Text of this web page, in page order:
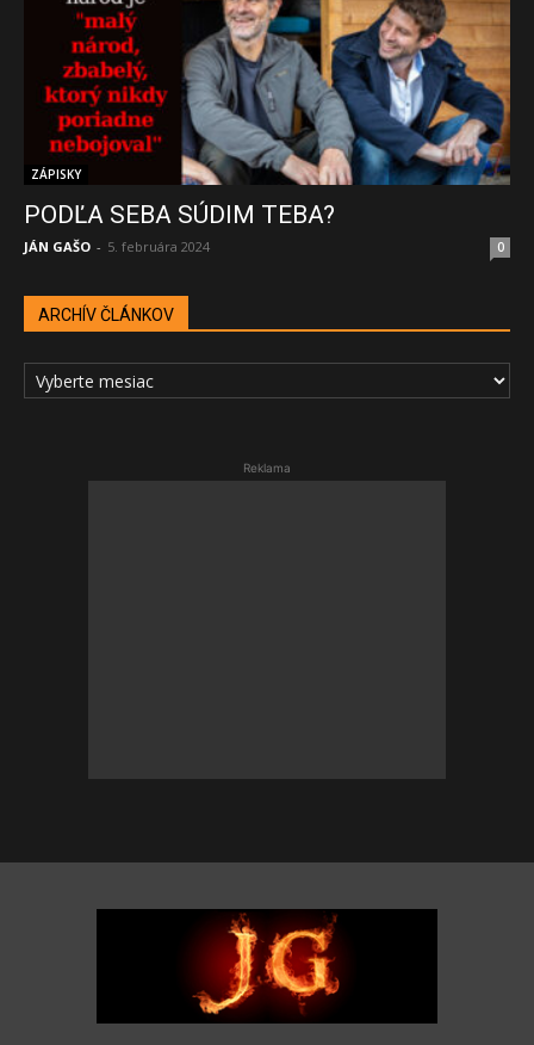
ZÁPISKY
PODĽA SEBA SÚDIM TEBA?
JÁN GAŠO - 5. februára 2024 0
ARCHÍV ČLÁNKOV
ARCHÍV
ČLÁNKOV
Reklama